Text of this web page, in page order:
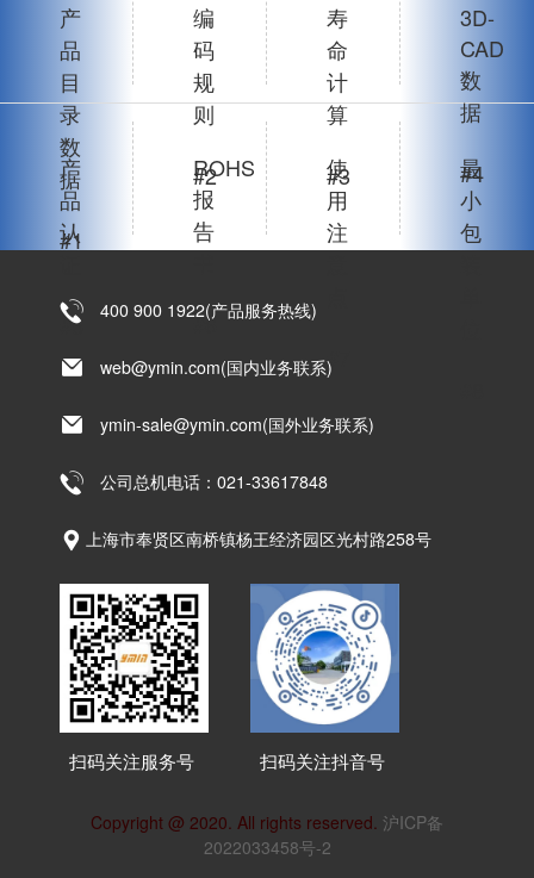
产
品
目
录
数
据
#1
编
码
规
则
#2
寿
命
计
算
#3
3D-
CAD
数
据
#4
产
品
认
#5
ROHS
报
告
#6
使
用
注
#7
最
小
包
400 900 1922(产品服务热线)
web@ymin.com(国内业务联系)
ymin-sale@ymin.com(国外业务联系)
公司总机电话：021-33617848
上海市奉贤区南桥镇杨王经济园区光村路258号
扫码关注服务号 扫码关注抖音号
Copyright @ 2020. All rights reserved. 沪ICP备
2022033458号-2